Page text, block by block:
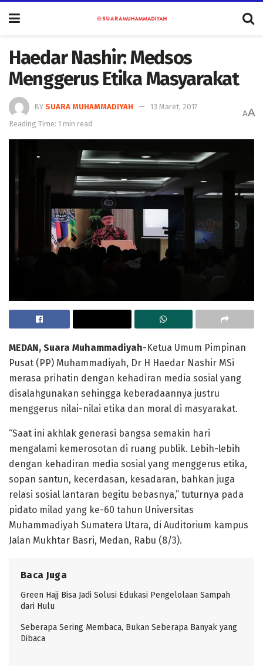
Haedar Nashir: Medsos
Menggerus Etika Masyarakat
BY SUARA MUHAMMADIYAH
13 Maret, 2017
Reading Time: 1 min read
AA
MEDAN, Suara Muhammadiyah-Ketua Umum Pimpinan
Pusat (PP) Muhammadiyah, Dr H Haedar Nashir MSi
merasa prihatin dengan kehadiran media sosial yang
disalahgunakan sehingga keberadaannya justru
menggerus nilai-nilai etika dan moral di masyarakat.
“Saat ini akhlak generasi bangsa semakin hari
mengalami kemerosotan di ruang publik. Lebih-lebih
dengan kehadiran media sosial yang menggerus etika,
sopan santun, kecerdasan, kesadaran, bahkan juga
relasi sosial lantaran begitu bebasnya,” tuturnya pada
pidato milad yang ke-60 tahun Universitas
Muhammadiyah Sumatera Utara, di Auditorium kampus
Jalan Mukhtar Basri, Medan, Rabu (8/3).
Baca Juga
Green Hajj Bisa Jadi Solusi Edukasi Pengelolaan Sampah
dari Hulu
Seberapa Sering Membaca, Bukan Seberapa Banyak yang
Dibaca